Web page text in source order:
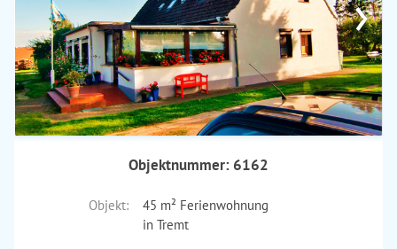
Objektnummer: 6162
Objekt:
45 m² Ferienwohnung
in Tremt